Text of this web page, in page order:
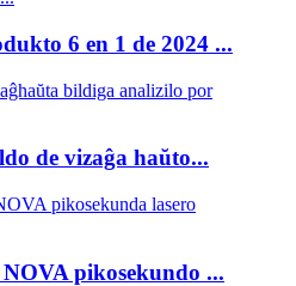
6 en 1 de 2024 ...
de vizaĝa haŭto...
pikosekundo ...